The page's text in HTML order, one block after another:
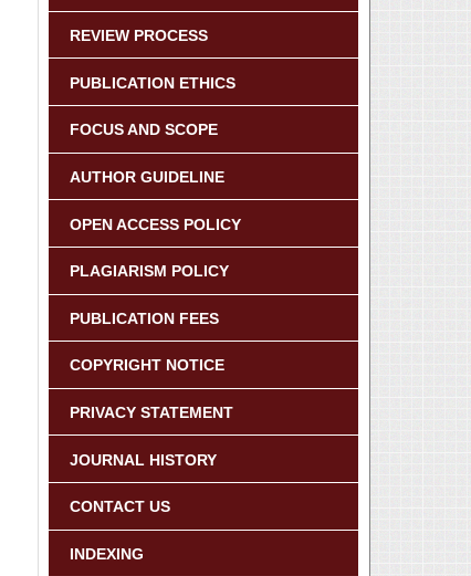
REVIEW PROCESS
PUBLICATION ETHICS
FOCUS AND SCOPE
AUTHOR GUIDELINE
OPEN ACCESS POLICY
PLAGIARISM POLICY
PUBLICATION FEES
COPYRIGHT NOTICE
PRIVACY STATEMENT
JOURNAL HISTORY
CONTACT US
INDEXING